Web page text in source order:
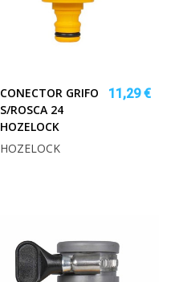
CONECTOR GRIFO
S/ROSCA 24
HOZELOCK
11,29 €
HOZELOCK